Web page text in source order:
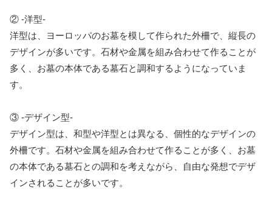
② -洋型-
洋型は、ヨーロッパのお墓を模して作られた外柵で、縦長の
デザインが多いです。石材や金属を組み合わせて作ることが
多く、お墓の本体である墓石と調和するようになっていま
す。
③ -デザイン型-
デザイン型は、和型や洋型とは異なる、個性的なデザインの
外柵です。石材や金属を組み合わせて作ることが多く、お墓
の本体である墓石との調和を考えながら、自由な発想でデザ
インされることが多いです。